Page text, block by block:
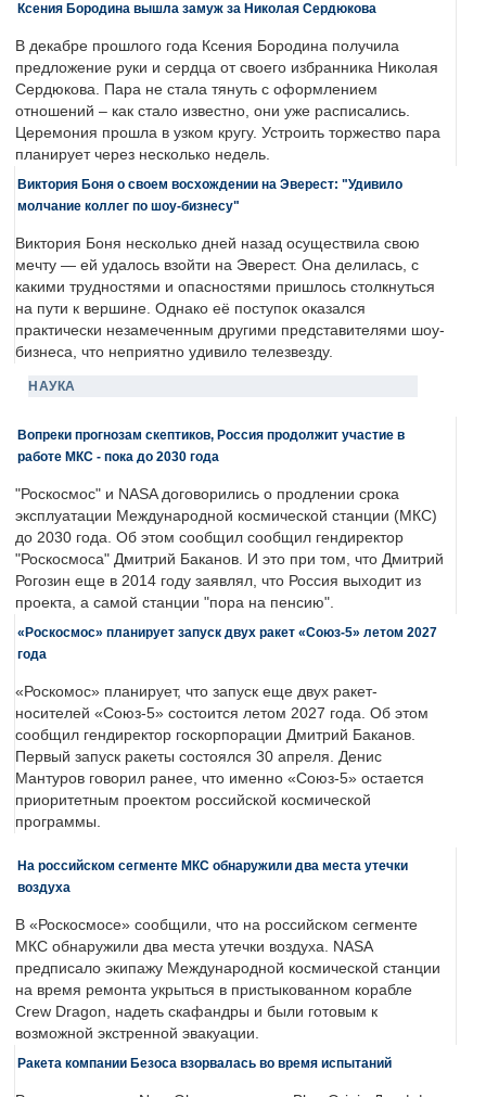
Ксения Бородина вышла замуж за Николая Сердюкова
В декабре прошлого года Ксения Бородина получила
предложение руки и сердца от своего избранника Николая
Сердюкова. Пара не стала тянуть с оформлением
отношений – как стало известно, они уже расписались.
Церемония прошла в узком кругу. Устроить торжество пара
планирует через несколько недель.
Виктория Боня о своем восхождении на Эверест: "Удивило
молчание коллег по шоу-бизнесу"
Виктория Боня несколько дней назад осуществила свою
мечту — ей удалось взойти на Эверест. Она делилась, с
какими трудностями и опасностями пришлось столкнуться
на пути к вершине. Однако её поступок оказался
практически незамеченным другими представителями шоу-
бизнеса, что неприятно удивило телезвезду.
НАУКА
Вопреки прогнозам скептиков, Россия продолжит участие в
работе МКС - пока до 2030 года
"Роскосмос" и NASA договорились о продлении срока
эксплуатации Международной космической станции (МКС)
до 2030 года. Об этом сообщил сообщил гендиректор
"Роскосмоса" Дмитрий Баканов. И это при том, что Дмитрий
Рогозин еще в 2014 году заявлял, что Россия выходит из
проекта, а самой станции "пора на пенсию".
«Роскосмос» планирует запуск двух ракет «Союз-5» летом 2027
года
«Роскомос» планирует, что запуск еще двух ракет-
носителей «Союз-5» состоится летом 2027 года. Об этом
сообщил гендиректор госкорпорации Дмитрий Баканов.
Первый запуск ракеты состоялся 30 апреля. Денис
Мантуров говорил ранее, что именно «Союз-5» остается
приоритетным проектом российской космической
программы.
На российском сегменте МКС обнаружили два места утечки
воздуха
В «Роскосмосе» сообщили, что на российском сегменте
МКС обнаружили два места утечки воздуха. NASA
предписало экипажу Международной космической станции
на время ремонта укрыться в пристыкованном корабле
Crew Dragon, надеть скафандры и были готовым к
возможной экстренной эвакуации.
Ракета компании Безоса взорвалась во время испытаний